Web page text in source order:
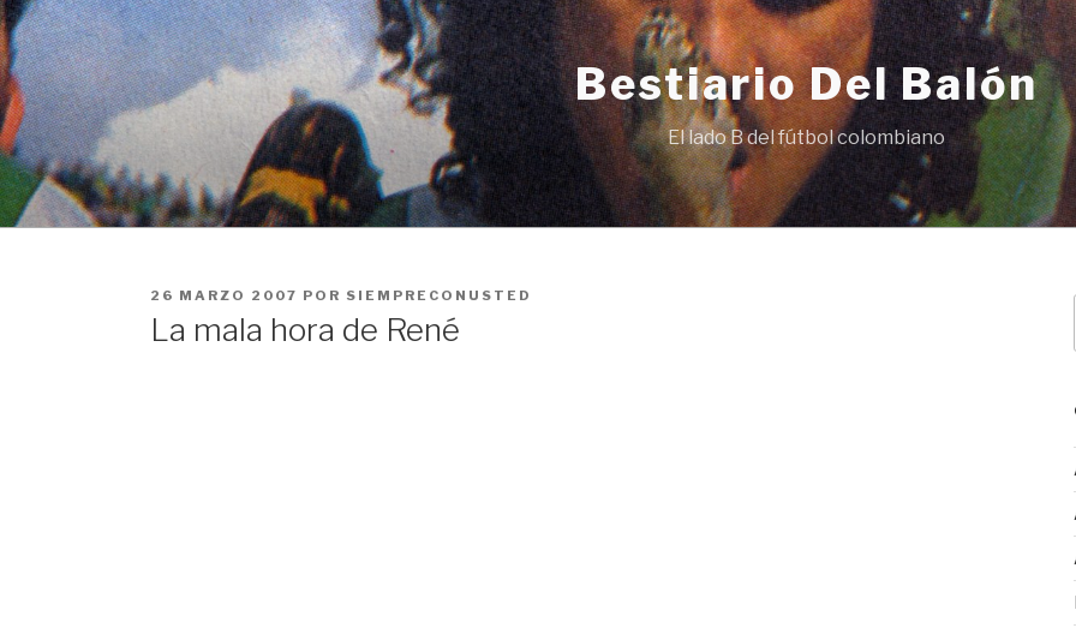
Ir
al
contenido
Bestiario Del Balón
El lado B del fútbol colombiano
PUBLICADO
EN
26 MARZO 2007 POR SIEMPRECONUSTED
La mala hora de René